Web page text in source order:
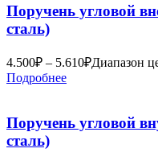
Поручень угловой
сталь)
4.500₽ – 5.610₽Диапазон
Подробнее
Поручень угловой
сталь)